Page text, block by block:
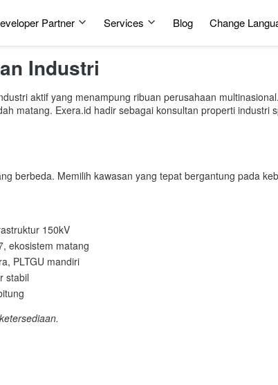
Partner Services Blog Change
Industri
aktif yang menampung ribuan perusahaan
matang. Exera.id hadir sebagai konsultan properti industri
berbeda. Memilih kawasan yang tepat bergantung pada
150kV
ekosistem matang
PLTGU mandiri
stabil